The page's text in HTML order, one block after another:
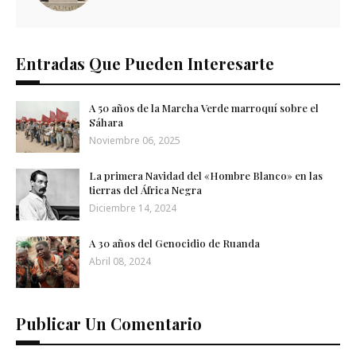
Entradas Que Pueden Interesarte
A 50 años de la Marcha Verde marroquí sobre el
Sáhara
Noviembre 06, 2025
La primera Navidad del «Hombre Blanco» en las
tierras del África Negra
Diciembre 14, 2024
A 30 años del Genocidio de Ruanda
Abril 08, 2024
Publicar Un Comentario